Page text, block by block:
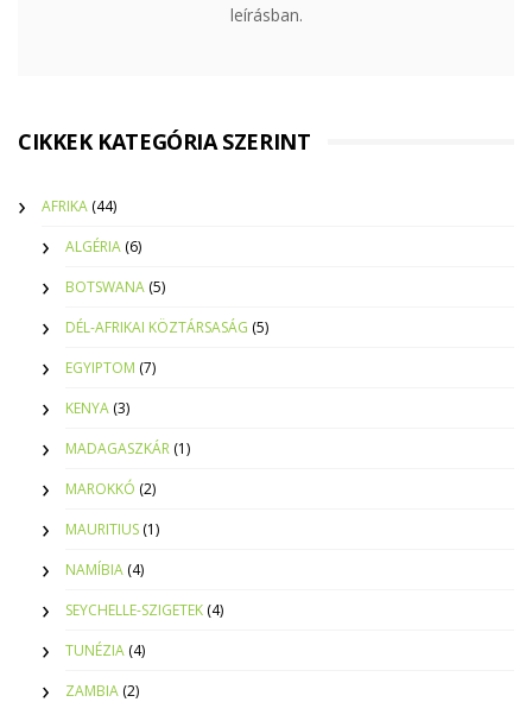
leírásban.
CIKKEK KATEGÓRIA SZERINT
AFRIKA (44)
ALGÉRIA (6)
BOTSWANA (5)
DÉL-AFRIKAI KÖZTÁRSASÁG (5)
EGYIPTOM (7)
KENYA (3)
MADAGASZKÁR (1)
MAROKKÓ (2)
MAURITIUS (1)
NAMÍBIA (4)
SEYCHELLE-SZIGETEK (4)
TUNÉZIA (4)
ZAMBIA (2)